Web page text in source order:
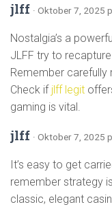
jlff · Oktober 7, 2025
Nostalgia’s a
JLFF try to
Remember carefully
Check if jlff legit
gaming is vital.
jlff · Oktober 7, 2025
It’s easy to get
remember strategy
classic, elegant